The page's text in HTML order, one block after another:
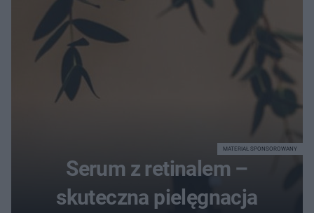
Serum z retinalem –
skuteczna pielęgnacja
MATERIAŁ SPONSOROWANY